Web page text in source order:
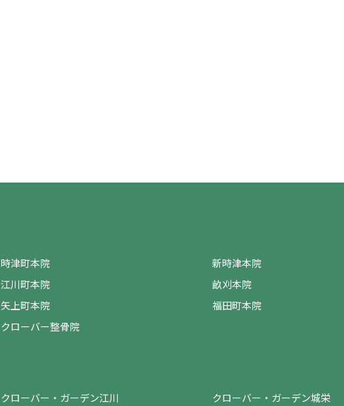
時津町本院 新時津本院
江川町本院 畝刈本院
矢上町本院 福田町本院
クローバー整骨院
クローバー・ガーデン江川 クローバー・ガーデン城栄